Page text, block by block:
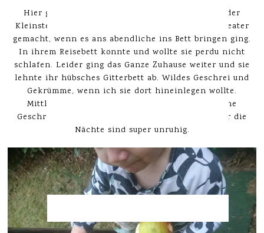
Hier gibt es gerade massive Schlafprobleme bei der
Kleinsten. Emmimaus hat schon im Urlaub viel Theater
gemacht, wenn es ans abendliche ins Bett bringen ging.
In ihrem Reisebett konnte und wollte sie perdu nicht
schlafen. Leider ging das Ganze Zuhause weiter und sie
lehnte ihr hübsches Gitterbett ab. Wildes Geschrei und
Gekrümme, wenn ich sie dort hineinlegen wollte.
Mittlerweile geht das Hineinlegen meistens ohne
Geschrei – Ausnahmen bestätigen die Regel – aber die
Nächte sind super unruhig.